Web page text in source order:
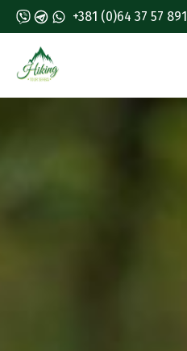
+381 (0)64 37 57 891